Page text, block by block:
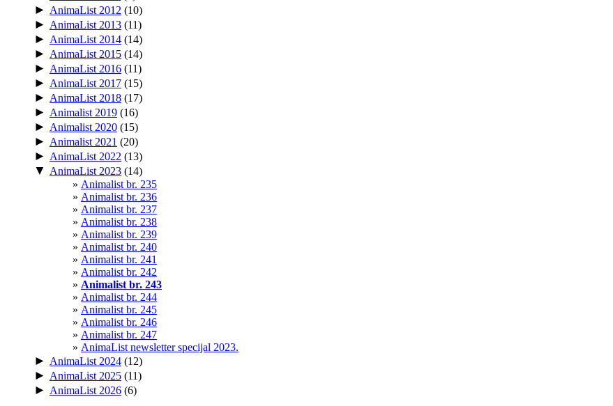
► AnimaList 2012 (10)
► AnimaList 2013 (11)
► AnimaList 2014 (14)
► AnimaList 2015 (14)
► AnimaList 2016 (11)
► AnimaList 2017 (15)
► AnimaList 2018 (17)
► Animalist 2019 (16)
► Animalist 2020 (15)
► Animalist 2021 (20)
► AnimaList 2022 (13)
▼ AnimaList 2023 (14)
Animalist br. 235
Animalist br. 236
Animalist br. 237
Animalist br. 238
Animalist br. 239
Animalist br. 240
Animalist br. 241
Animalist br. 242
Animalist br. 243
Animalist br. 244
Animalist br. 245
Animalist br. 246
Animalist br. 247
AnimaList newsletter specijal 2023.
► AnimaList 2024 (12)
► AnimaList 2025 (11)
► AnimaList 2026 (6)